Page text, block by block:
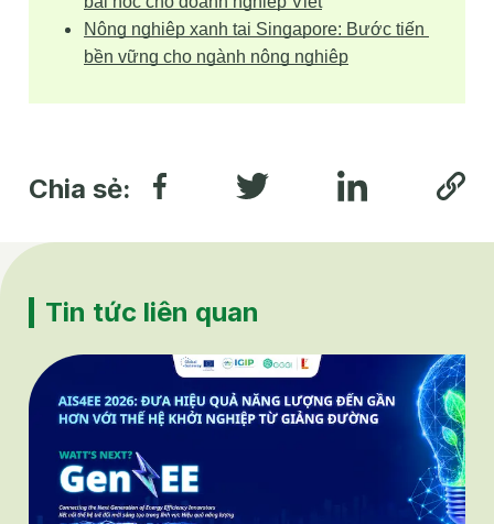
Nông nghiệp xanh tại Singapore: Bước tiến
bền vững cho ngành nông nghiệp
Chia sẻ:
Tin tức liên quan